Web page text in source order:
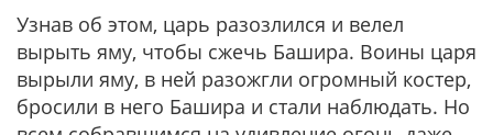
Узнав об этом, царь разозлился и велел
вырыть яму, чтобы сжечь Башира. Воины царя
вырыли яму, в ней разожгли огромный костер,
бросили в него Башира и стали наблюдать. Но